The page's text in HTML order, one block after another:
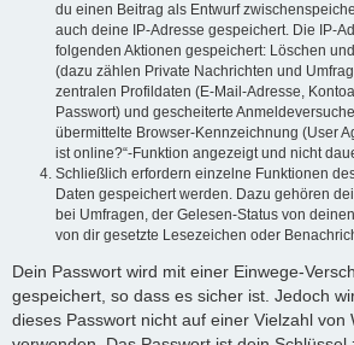
du einen Beitrag als Entwurf
auch deine IP-Adresse gespeichert. Die IP-
folgenden Aktionen gespeichert: Löschen
(dazu zählen Private Nachrichten und
zentralen Profildaten (E-Mail-Adresse,
Passwort) und gescheiterte
übermittelte Browser-Kennzeichnung (User
ist online?“-Funktion angezeigt und nicht
Schließlich erfordern einzelne Funktionen
Daten gespeichert werden. Dazu gehören
bei Umfragen, der Gelesen-Status von
von dir gesetzte Lesezeichen oder
Dein Passwort wird mit einer Einwege-
gespeichert, so dass es sicher ist. Jedoch
dieses Passwort nicht auf einer Vielzahl von